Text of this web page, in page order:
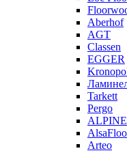
Aberhof
AGT
Classen
EGGER
Tarkett
Pergo
Arteo